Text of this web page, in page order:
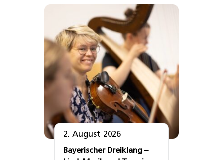
2. August 2026
Bayerischer Dreiklang –